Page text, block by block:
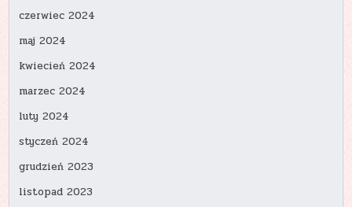
czerwiec 2024
maj 2024
kwiecień 2024
marzec 2024
luty 2024
styczeń 2024
grudzień 2023
listopad 2023